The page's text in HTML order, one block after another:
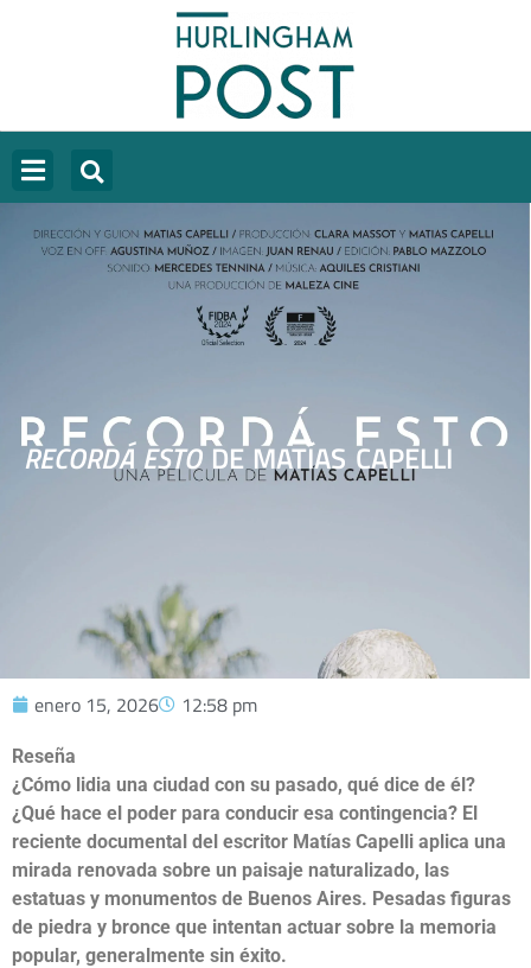
RECORDÁ ESTODE MATÍAS CAPELLI
enero 15, 2026 12:58 pm
Reseña
¿Cómo lidia una ciudad con su pasado, qué dice de él?
¿Qué hace el poder para conducir esa contingencia? El
reciente documental del escritor Matías Capelli aplica una
mirada renovada sobre un paisaje naturalizado, las
estatuas y monumentos de Buenos Aires. Pesadas figuras
de piedra y bronce que intentan actuar sobre la memoria
popular, generalmente sin éxito.